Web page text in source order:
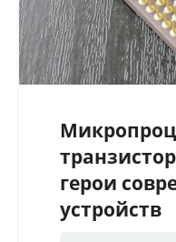
герои
устройств